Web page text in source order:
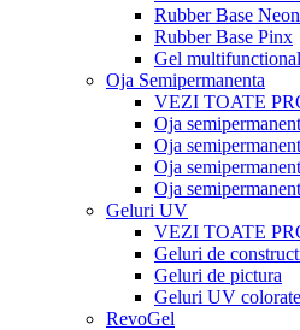
Rubber Base Neon
Rubber Base Pinx
Gel
Oja Semipermanenta
VEZI TOATE
Oja
Oja
Oja
Oja
Geluri UV
VEZI TOATE
Geluri de
Geluri de pictura
Geluri UV colorate
RevoGel